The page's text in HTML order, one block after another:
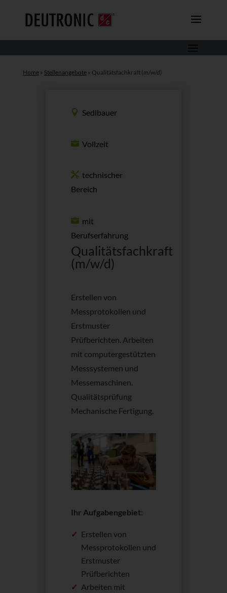
Home» Stellenangebote» Qualitätsfachkraft (m/w/d)
Sedlbauer
Vollzeit
technischer
Bereich
mit
Berufserfahrung
Qualitätsfachkraft
(m/w/d)
Erstellen von
Messprotokollen und
Erstmuster
Prüfberichten. Arbeiten
mit computergestützten
Messsystemen und
Messemaschinen.
Qualitätsprüfung
Mechanische Fertigung.
Ihr Aufgabengebiet:
Erstellen von
Messprotokollen und
Erstmuster
Prüfberichten
Arbeiten mit